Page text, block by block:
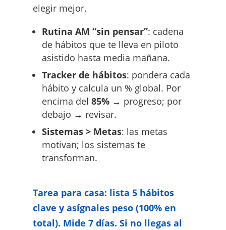
elegir mejor.
Rutina AM “sin pensar”: cadena
de hábitos que te lleva en piloto
asistido hasta media mañana.
Tracker de hábitos: pondera cada
hábito y calcula un % global. Por
encima del 85%→ progreso; por
debajo → revisar.
Sistemas > Metas: las metas
motivan; los sistemas te
transforman.
Tarea para casa: lista 5 hábitos
clave y asígnales peso (100% en
total). Mide 7 días. Si no llegas al